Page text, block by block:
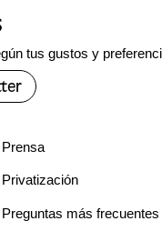
tus gustos y
Prensa
Privatización
Preguntas más frecuentes